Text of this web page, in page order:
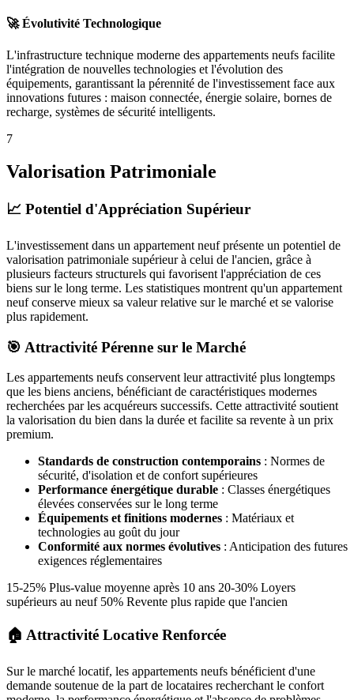
🚀 Évolutivité Technologique
L'infrastructure technique moderne des appartements neufs facilite
l'intégration de nouvelles technologies et l'évolution des
équipements, garantissant la pérennité de l'investissement face aux
innovations futures : maison connectée, énergie solaire, bornes de
recharge, systèmes de sécurité intelligents.
7
Valorisation Patrimoniale
📈 Potentiel d'Appréciation Supérieur
L'investissement dans un appartement neuf présente un potentiel de
valorisation patrimoniale supérieur à celui de l'ancien, grâce à
plusieurs facteurs structurels qui favorisent l'appréciation de ces
biens sur le long terme. Les statistiques montrent qu'un appartement
neuf conserve mieux sa valeur relative sur le marché et se valorise
plus rapidement.
🎯 Attractivité Pérenne sur le Marché
Les appartements neufs conservent leur attractivité plus longtemps
que les biens anciens, bénéficiant de caractéristiques modernes
recherchées par les acquéreurs successifs. Cette attractivité soutient
la valorisation du bien dans la durée et facilite sa revente à un prix
premium.
Standards de construction contemporains : Normes de
sécurité, d'isolation et de confort supérieures
Performance énergétique durable : Classes énergétiques
élevées conservées sur le long terme
Équipements et finitions modernes : Matériaux et
technologies au goût du jour
Conformité aux normes évolutives : Anticipation des futures
exigences réglementaires
15-25% Plus-value moyenne après 10 ans 20-30% Loyers
supérieurs au neuf 50% Revente plus rapide que l'ancien
🏠 Attractivité Locative Renforcée
Sur le marché locatif, les appartements neufs bénéficient d'une
demande soutenue de la part de locataires recherchant le confort